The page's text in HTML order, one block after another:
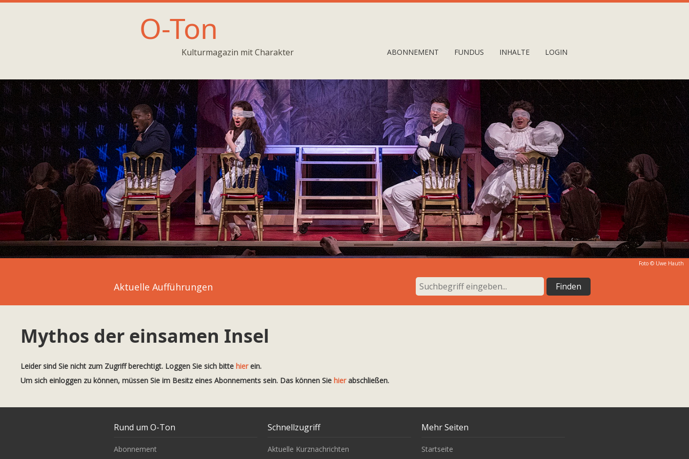
O-Ton
Kulturmagazin mit Charakter ABONNEMENT FUNDUS INHALTE LOGIN
Foto © Uwe Hauth
Aktuelle Aufführungen
Mythos der einsamen Insel
Leider sind Sie nicht zum Zugriff berechtigt. Loggen Sie sich bitte hierein.
Um sich einloggen zu können, müssen Sie im Besitz eines Abonnements sein. Das können Sie hierabschließen.
Rund um O-Ton
Abonnement
Schnellzugriff
Aktuelle Kurznachrichten
Mehr Seiten
Startseite